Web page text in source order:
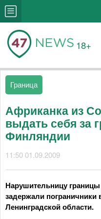
18+
Граница
Африканка из
выдать себя за
Финляндии
11:50 01.09.2009
Нарушительницу
задержали
Ленинградской области.